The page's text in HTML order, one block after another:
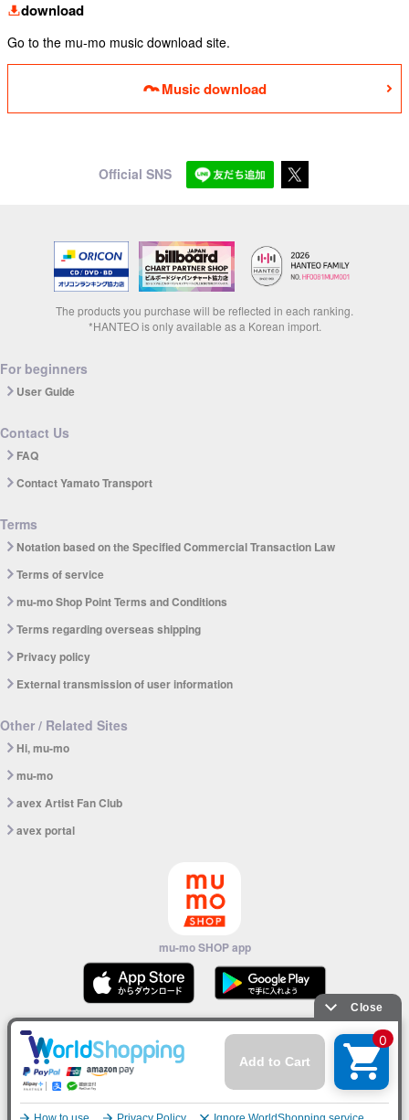
download
Go to the mu-mo music download site.
Music download
Official SNS
The products you purchase will be reflected in each ranking.
*HANTEO is only available as a Korean import.
For beginners
User Guide
Contact Us
FAQ
Contact Yamato Transport
Terms
Notation based on the Specified Commercial Transaction Law
Terms of service
mu-mo Shop Point Terms and Conditions
Terms regarding overseas shipping
Privacy policy
External transmission of user information
Other / Related Sites
Hi, mu-mo
mu-mo
avex Artist Fan Club
avex portal
mu-mo SHOP app
English